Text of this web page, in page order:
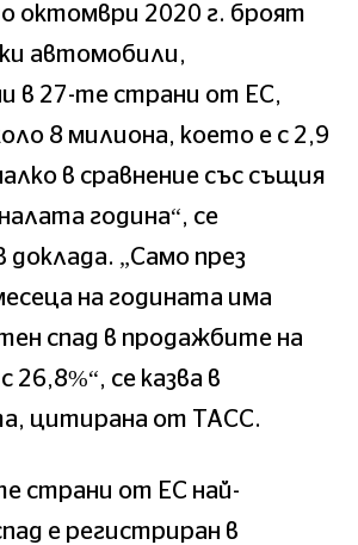
октомври 2020 г. броят
автомобили,
в 27-те страни от ЕС,
8 милиона, което е с 2,9
в сравнение със същия
година“, се
доклада. „Само през
на годината има
спад в продажбите на
се казва в
цитирана от ТАСС.
страни от ЕС най-
е регистриран в